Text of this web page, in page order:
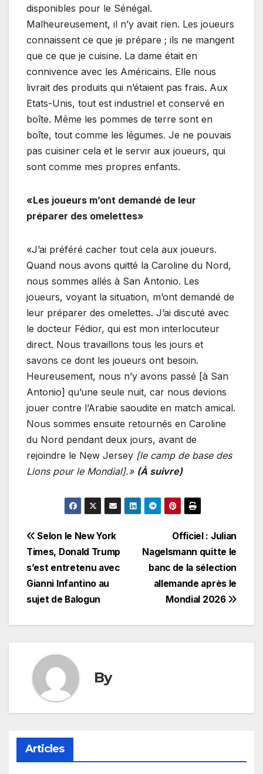
disponibles pour le Sénégal.
Malheureusement, il n’y avait rien. Les joueurs
connaissent ce que je prépare ; ils ne mangent
que ce que je cuisine. La dame était en
connivence avec les Américains. Elle nous
livrait des produits qui n’étaient pas frais. Aux
Etats-Unis, tout est industriel et conservé en
boîte. Même les pommes de terre sont en
boîte, tout comme les légumes. Je ne pouvais
pas cuisiner cela et le servir aux joueurs, qui
sont comme mes propres enfants.
«Les joueurs m’ont demandé de leur
préparer des omelettes»
«J’ai préféré cacher tout cela aux joueurs.
Quand nous avons quitté la Caroline du Nord,
nous sommes allés à San Antonio. Les
joueurs, voyant la situation, m’ont demandé de
leur préparer des omelettes. J’ai discuté avec
le docteur Fédior, qui est mon interlocuteur
direct. Nous travaillons tous les jours et
savons ce dont les joueurs ont besoin.
Heureusement, nous n’y avons passé [à San
Antonio] qu’une seule nuit, car nous devions
jouer contre l’Arabie saoudite en match amical.
Nous sommes ensuite retournés en Caroline
du Nord pendant deux jours, avant de
rejoindre le New Jersey [le camp de base des
Lions pour le Mondial].» (À suivre)
Navigation
de
l’article
Officiel : Julian
Nagelsmann quitte le
banc de la sélection
allemande après le
Mondial 2026
Selon le New York
Times, Donald Trump
s’est entretenu avec
Gianni Infantino au
sujet de Balogun
By
Articles